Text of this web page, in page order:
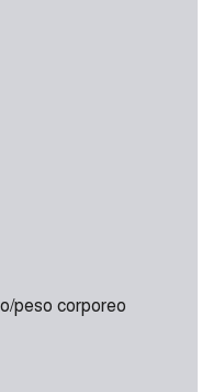
peso corporeo